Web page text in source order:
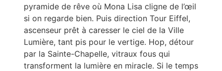
pyramide de rêve où Mona Lisa cligne de l’œil
si on regarde bien. Puis direction Tour Eiffel,
ascenseur prêt à caresser le ciel de la Ville
Lumière, tant pis pour le vertige. Hop, détour
par la Sainte-Chapelle, vitraux fous qui
transforment la lumière en miracle. Si le temps